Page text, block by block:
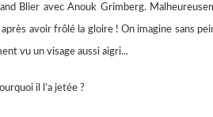
Blier avec Anouk Grimberg.
avoir frôlé la gloire ! On imagine sans
vu un visage aussi aigri...
il l’a jetée ?